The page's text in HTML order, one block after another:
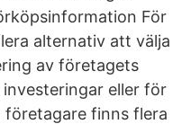
För
alternativ att välja
av företagets
eller för
finns flera